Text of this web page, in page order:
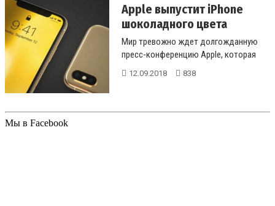
Apple выпустит iPhone
шоколадного цвета
Мир тревожно ждет долгожданную
пресс-конференцию Apple, которая
состоится 12 сентября в театре
12.09.2018 838
Мы в Facebook